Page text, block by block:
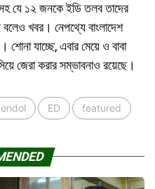
যে ১২ জনকে ইডি তলব তাদের
বলেও খবর। নেপথ্যে বাংলাদেশ
যাচ্ছে, এবার মেয়ে ও বাবা
জেরা করার সম্ভাবনাও রয়েছে।
ED featured